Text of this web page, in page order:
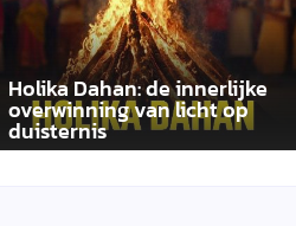
Holika Dahan: de innerlijke
overwinning van licht op
duisternis